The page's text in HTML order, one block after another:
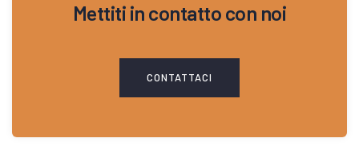
Mettiti in contatto con noi
CONTATTACI